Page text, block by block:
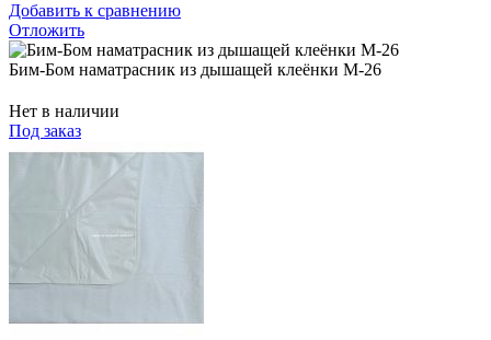
Добавить к сравнению
Отложить
Бим-Бом наматрасник из дышащей клеёнки М-26
Нет в наличии
Под заказ